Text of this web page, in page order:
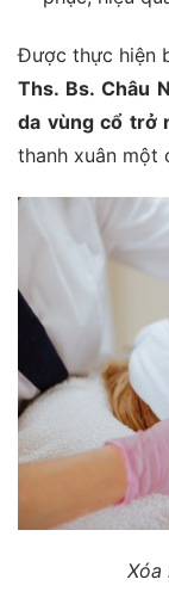
Được thực hiện
Ths. Bs. Châu
da vùng cổ trở
thanh xuân một
Xóa